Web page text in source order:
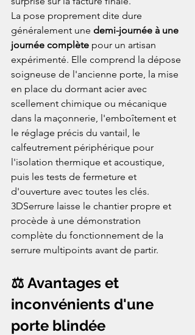
La pose proprement dite dure
généralement une demi-journée à une
journée complète pour un artisan
expérimenté. Elle comprend la dépose
soigneuse de l'ancienne porte, la mise
en place du dormant acier avec
scellement chimique ou mécanique
dans la maçonnerie, l'emboîtement et
le réglage précis du vantail, le
calfeutrement périphérique pour
l'isolation thermique et acoustique,
puis les tests de fermeture et
d'ouverture avec toutes les clés.
3DSerrure laisse le chantier propre et
procède à une démonstration
complète du fonctionnement de la
serrure multipoints avant de partir.
⚖️ Avantages et
inconvénients d'une
porte blindée